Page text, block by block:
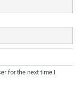
for the next time I